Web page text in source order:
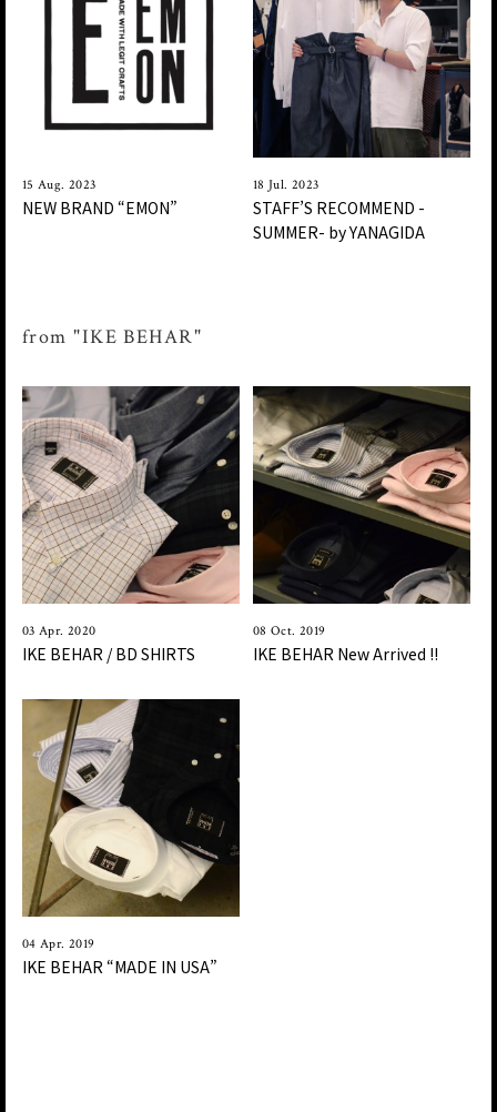
15 Aug. 2023
NEW BRAND “EMON”
18 Jul. 2023
STAFF’S RECOMMEND -
SUMMER- by YANAGIDA
from "IKE BEHAR"
03 Apr. 2020
IKE BEHAR / BD SHIRTS
08 Oct. 2019
IKE BEHAR New Arrived !!
04 Apr. 2019
IKE BEHAR “MADE IN USA”